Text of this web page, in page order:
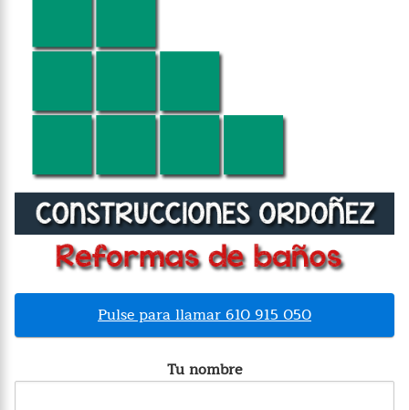
Pulse para llamar 610 915 050
Tu nombre